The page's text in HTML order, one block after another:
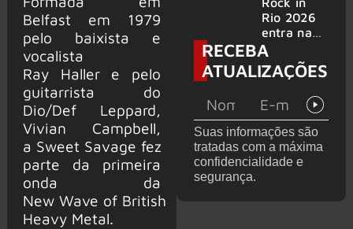
Belfast em 1979
pelo baixista e
vocalista
Ray Haller e pelo
guitarrista do
Dio/Def Leppard,
Vivian Campbell,
a Sweet Savage fez
parte da primeira
onda da
New Wave of British
Heavy Metal.
bandas
e álbum ao
vivo são
anunciados
Rio 2026
entra na
reta final
com
Cidade do
montagem
acelerada
e line-up
completo
confirmad
RECEBA
ATUALIZAÇÕES
Suas informações são
tratadas com a máxima
confidencialidade e
segurança.